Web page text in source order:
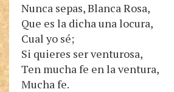
Nunca sepas, Blanca Rosa,
Que es la dicha una locura,
Cual yo sé;
Si quieres ser venturosa,
Ten mucha fe en la ventura,
Mucha fe.